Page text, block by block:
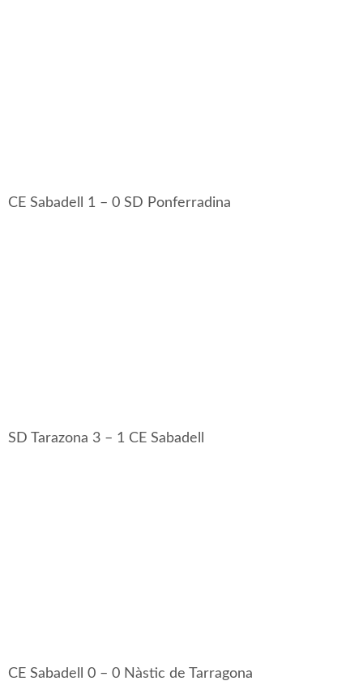
CE Sabadell 1 – 0 SD Ponferradina
SD Tarazona 3 – 1 CE Sabadell
CE Sabadell 0 – 0 Nàstic de Tarragona